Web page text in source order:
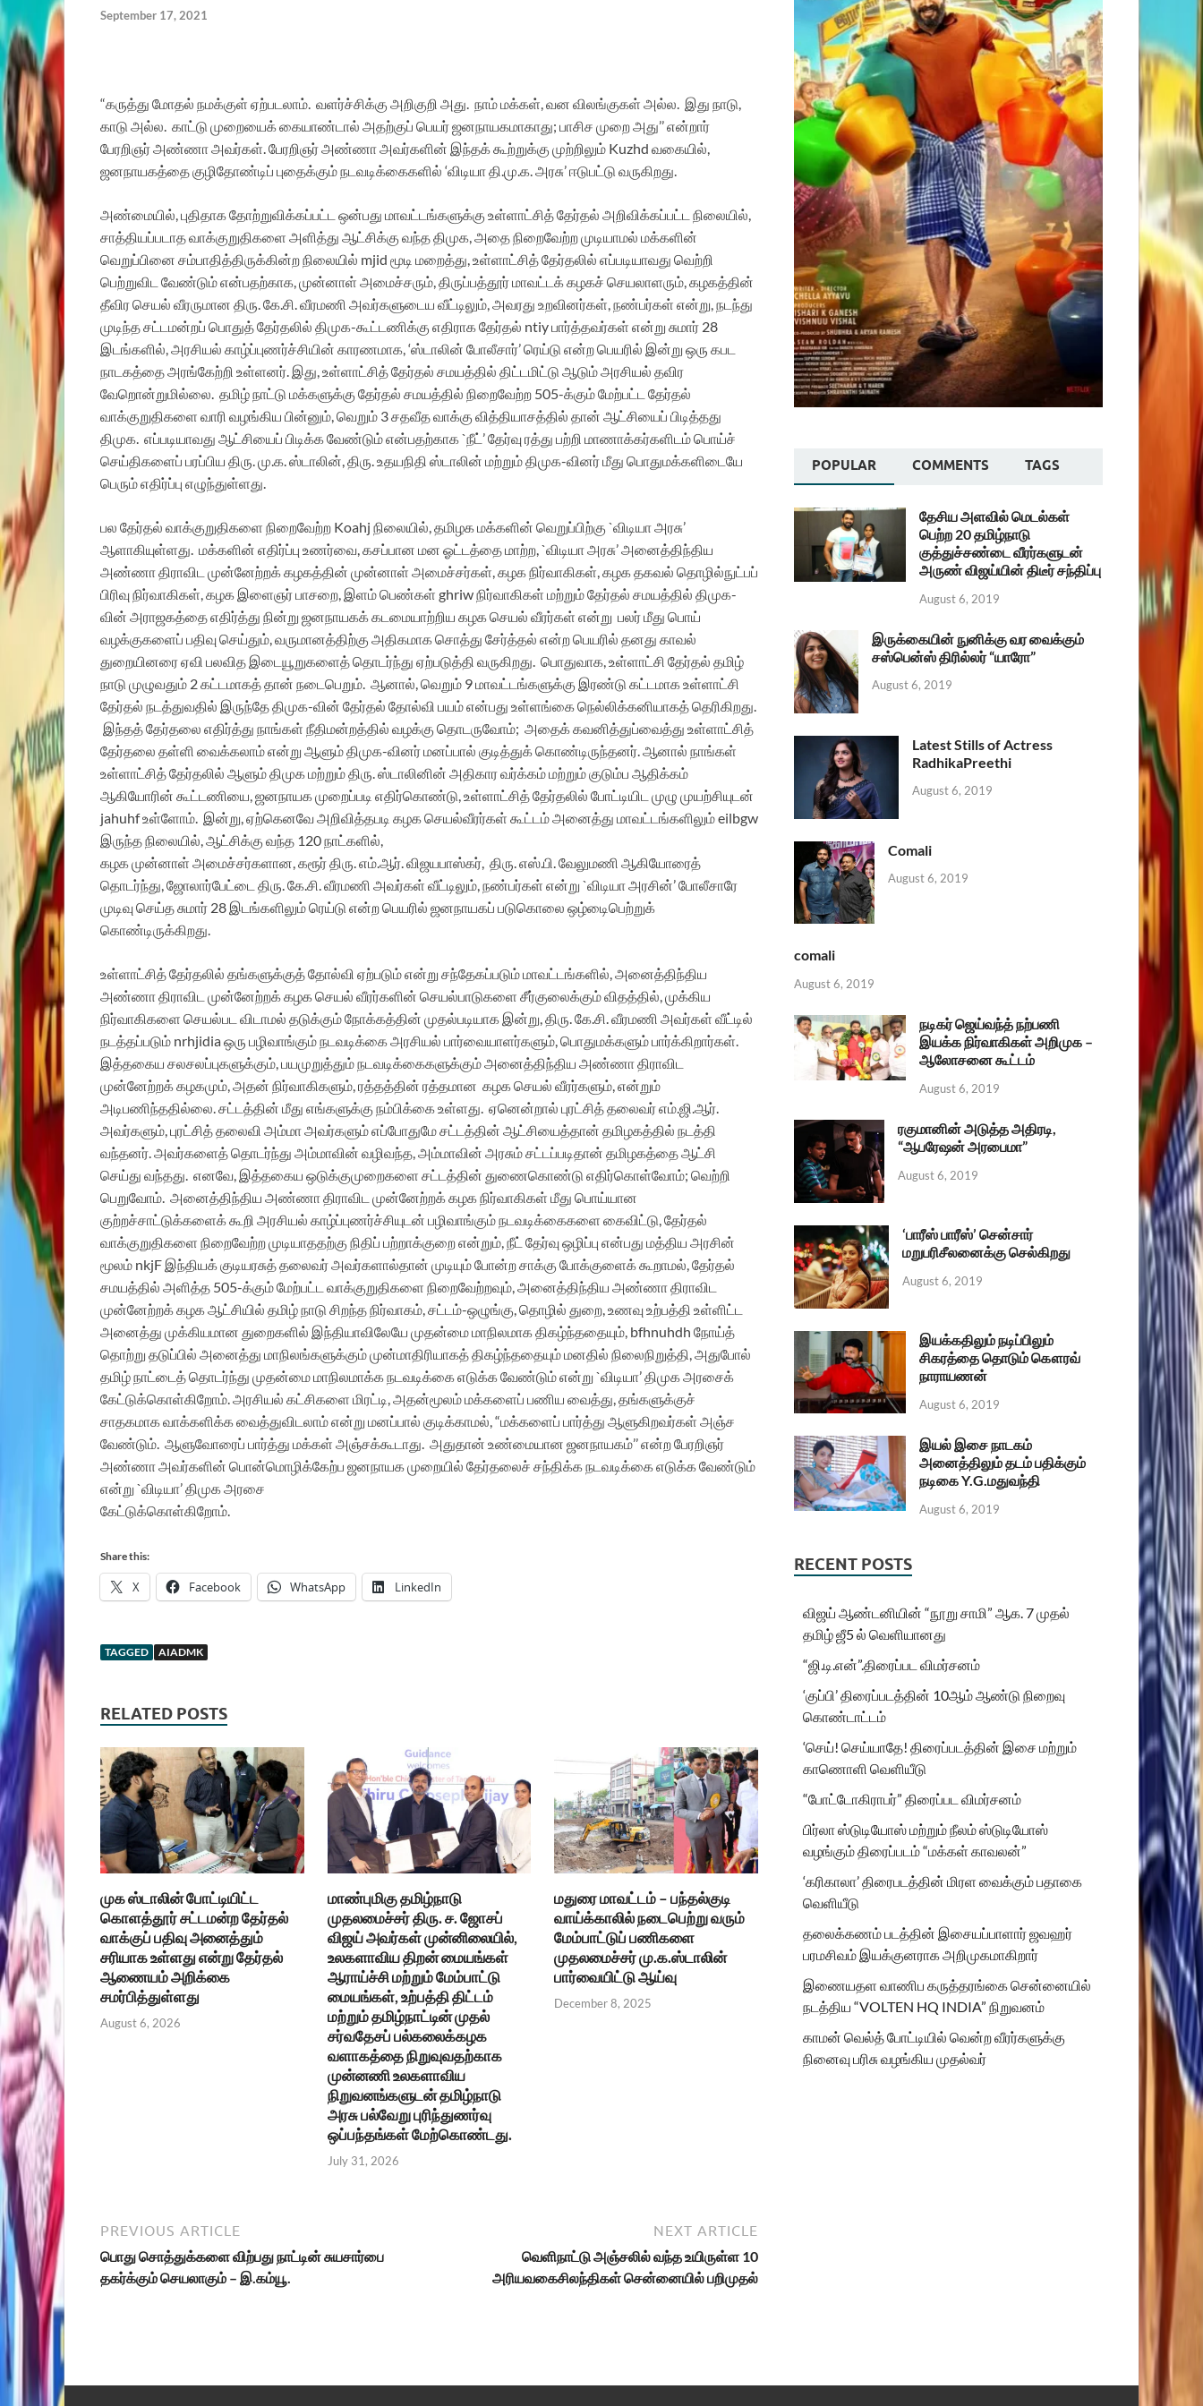
September 17, 2021
“கருத்து மோதல் நமக்குள் ஏற்படலாம். வளர்ச்சிக்கு அறிகுறி அது. நாம் மக்கள், வன விலங்குகள் அல்ல. இது நாடு,
காடு அல்ல. காட்டு முறையைக் கையாண்டால் அதற்குப் பெயர் ஜனநாயகமாகாது; பாசிச முறை அது’’ என்றார்
பேரறிஞர் அண்ணா அவர்கள். பேரறிஞர் அண்ணா அவர்களின் இந்தக் கூற்றுக்கு முற்றிலும் Kuzhd வகையில்,
ஜனநாயகத்தை குழிதோண்டிப் புதைக்கும் நடவடிக்கைகளில் ‘விடியா தி.மு.க. அரசு’ ஈடுபட்டு வருகிறது.
அண்மையில், புதிதாக தோற்றுவிக்கப்பட்ட ஒன்பது மாவட்டங்களுக்கு உள்ளாட்சித் தேர்தல் அறிவிக்கப்பட்ட நிலையில்,
சாத்தியப்படாத வாக்குறுதிகளை அளித்து ஆட்சிக்கு வந்த திமுக, அதை நிறைவேற்ற முடியாமல் மக்களின்
வெறுப்பினை சம்பாதித்திருக்கின்ற நிலையில் mjid மூடி மறைத்து, உள்ளாட்சித் தேர்தலில் எப்படியாவது வெற்றி
பெற்றுவிட வேண்டும் என்பதற்காக, முன்னாள் அமைச்சரும், திருப்பத்தூர் மாவட்டக் கழகச் செயலாளரும், கழகத்தின்
தீவிர செயல் வீரருமான திரு. கே.சி. வீரமணி அவர்களுடைய வீட்டிலும், அவரது உறவினர்கள், நண்பர்கள் என்று, நடந்து
முடிந்த சட்டமன்றப் பொதுத் தேர்தலில் திமுக-கூட்டணிக்கு எதிராக தேர்தல் ntiy பார்த்தவர்கள் என்று சுமார் 28
இடங்களில், அரசியல் காழ்ப்புணர்ச்சியின் காரணமாக, ‘ஸ்டாலின் போலீசார்’ ரெய்டு என்ற பெயரில் இன்று ஒரு கபட
நாடகத்தை அரங்கேற்றி உள்ளனர். இது, உள்ளாட்சித் தேர்தல் சமயத்தில் திட்டமிட்டு ஆடும் அரசியல் தவிர
வேறொன்றுமில்லை. தமிழ் நாட்டு மக்களுக்கு தேர்தல் சமயத்தில் நிறைவேற்ற 505-க்கும் மேற்பட்ட தேர்தல்
வாக்குறுதிகளை வாரி வழங்கிய பின்னும், வெறும் 3 சதவீத வாக்கு வித்தியாசத்தில் தான் ஆட்சியைப் பிடித்தது
திமுக. எப்படியாவது ஆட்சியைப் பிடிக்க வேண்டும் என்பதற்காக `நீட்’ தேர்வு ரத்து பற்றி மாணாக்கர்களிடம் பொய்ச்
செய்திகளைப் பரப்பிய திரு. மு.க. ஸ்டாலின், திரு. உதயநிதி ஸ்டாலின் மற்றும் திமுக-வினர் மீது பொதுமக்களிடையே
பெரும் எதிர்ப்பு எழுந்துள்ளது.
பல தேர்தல் வாக்குறுதிகளை நிறைவேற்ற Koahj நிலையில், தமிழக மக்களின் வெறுப்பிற்கு `விடியா அரசு’
ஆளாகியுள்ளது. மக்களின் எதிர்ப்பு உணர்வை, கசப்பான மன ஓட்டத்தை மாற்ற, `விடியா அரசு’ அனைத்திந்திய
அண்ணா திராவிட முன்னேற்றக் கழகத்தின் முன்னாள் அமைச்சர்கள், கழக நிர்வாகிகள், கழக தகவல் தொழில்நுட்பப்
பிரிவு நிர்வாகிகள், கழக இளைஞர் பாசறை, இளம் பெண்கள் ghriw நிர்வாகிகள் மற்றும் தேர்தல் சமயத்தில் திமுக-
வின் அராஜகத்தை எதிர்த்து நின்று ஜனநாயகக் கடமையாற்றிய கழக செயல் வீரர்கள் என்று பலர் மீது பொய்
வழக்குகளைப் பதிவு செய்தும், வருமானத்திற்கு அதிகமாக சொத்து சேர்த்தல் என்ற பெயரில் தனது காவல்
துறையினரை ஏவி பலவித இடையூறுகளைத் தொடர்ந்து ஏற்படுத்தி வருகிறது. பொதுவாக, உள்ளாட்சி தேர்தல் தமிழ்
நாடு முழுவதும் 2 கட்டமாகத் தான் நடைபெறும். ஆனால், வெறும் 9 மாவட்டங்களுக்கு இரண்டு கட்டமாக உள்ளாட்சி
தேர்தல் நடத்துவதில் இருந்தே திமுக-வின் தேர்தல் தோல்வி பயம் என்பது உள்ளங்கை நெல்லிக்கனியாகத் தெரிகிறது.
இந்தத் தேர்தலை எதிர்த்து நாங்கள் நீதிமன்றத்தில் வழக்கு தொடருவோம்; அதைக் கவனித்துப்வைத்து உள்ளாட்சித்
தேர்தலை தள்ளி வைக்கலாம் என்று ஆளும் திமுக-வினர் மனப்பால் குடித்துக் கொண்டிருந்தனர். ஆனால் நாங்கள்
உள்ளாட்சித் தேர்தலில் ஆளும் திமுக மற்றும் திரு. ஸ்டாலினின் அதிகார வர்க்கம் மற்றும் குடும்ப ஆதிக்கம்
ஆகியோரின் கூட்டணியை, ஜனநாயக முறைப்படி எதிர்கொண்டு, உள்ளாட்சித் தேர்தலில் போட்டியிட முழு முயற்சியுடன்
jahuhf உள்ளோம். இன்று, ஏற்கெனவே அறிவித்தபடி கழக செயல்வீரர்கள் கூட்டம் அனைத்து மாவட்டங்களிலும் eilbgw
இருந்த நிலையில், ஆட்சிக்கு வந்த 120 நாட்களில்,
கழக முன்னாள் அமைச்சர்களான, கரூர் திரு. எம்.ஆர். விஜயபாஸ்கர், திரு. எஸ்.பி. வேலுமணி ஆகியோரைத்
தொடர்ந்து, ஜோலார்பேட்டை திரு. கே.சி. வீரமணி அவர்கள் வீட்டிலும், நண்பர்கள் என்று `விடியா அரசின்’ போலீசாரே
முடிவு செய்த சுமார் 28 இடங்களிலும் ரெய்டு என்ற பெயரில் ஜனநாயகப் படுகொலை ஒழ்டைிபெற்றுக்
கொண்டிருக்கிறது.
உள்ளாட்சித் தேர்தலில் தங்களுக்குத் தோல்வி ஏற்படும் என்று சந்தேகப்படும் மாவட்டங்களில், அனைத்திந்திய
அண்ணா திராவிட முன்னேற்றக் கழக செயல் வீரர்களின் செயல்பாடுகளை சீர்குலைக்கும் விதத்தில், முக்கிய
நிர்வாகிகளை செயல்பட விடாமல் தடுக்கும் நோக்கத்தின் முதல்படியாக இன்று, திரு. கே.சி. வீரமணி அவர்கள் வீட்டில்
நடத்தப்படும் nrhjidia ஒரு பழிவாங்கும் நடவடிக்கை அரசியல் பார்வையாளர்களும், பொதுமக்களும் பார்க்கிறார்கள்.
இத்தகைய சலசலப்புகளுக்கும், பயமுறுத்தும் நடவடிக்கைகளுக்கும் அனைத்திந்திய அண்ணா திராவிட
முன்னேற்றக் கழகமும், அதன் நிர்வாகிகளும், ரத்தத்தின் ரத்தமான கழக செயல் வீரர்களும், என்றும்
அடிபணிந்ததில்லை. சட்டத்தின் மீது எங்களுக்கு நம்பிக்கை உள்ளது. ஏனென்றால் புரட்சித் தலைவர் எம்.ஜி.ஆர்.
அவர்களும், புரட்சித் தலைவி அம்மா அவர்களும் எப்போதுமே சட்டத்தின் ஆட்சியைத்தான் தமிழகத்தில் நடத்தி
வந்தனர். அவர்களைத் தொடர்ந்து அம்மாவின் வழிவந்த, அம்மாவின் அரசும் சட்டப்படிதான் தமிழகத்தை ஆட்சி
செய்து வந்தது. எனவே, இத்தகைய ஒடுக்குமுறைகளை சட்டத்தின் துணைகொண்டு எதிர்கொள்வோம்; வெற்றி
பெறுவோம். அனைத்திந்திய அண்ணா திராவிட முன்னேற்றக் கழக நிர்வாகிகள் மீது பொய்யான
குற்றச்சாட்டுக்களைக் கூறி அரசியல் காழ்ப்புணர்ச்சியுடன் பழிவாங்கும் நடவடிக்கைகளை கைவிட்டு, தேர்தல்
வாக்குறுதிகளை நிறைவேற்ற முடியாததற்கு நிதிப் பற்றாக்குறை என்றும், நீட் தேர்வு ஒழிப்பு என்பது மத்திய அரசின்
மூலம் nkjF இந்தியக் குடியரசுத் தலைவர் அவர்களால்தான் முடியும் போன்ற சாக்கு போக்குளைக் கூறாமல், தேர்தல்
சமயத்தில் அளித்த 505-க்கும் மேற்பட்ட வாக்குறுதிகளை நிறைவேற்றவும், அனைத்திந்திய அண்ணா திராவிட
முன்னேற்றக் கழக ஆட்சியில் தமிழ் நாடு சிறந்த நிர்வாகம், சட்டம்-ஒழுங்கு, தொழில் துறை, உணவு உற்பத்தி உள்ளிட்ட
அனைத்து முக்கியமான துறைகளில் இந்தியாவிலேயே முதன்மை மாநிலமாக திகழ்ந்ததையும், bfhnuhdh நோய்த்
தொற்று தடுப்பில் அனைத்து மாநிலங்களுக்கும் முன்மாதிரியாகத் திகழ்ந்ததையும் மனதில் நிலைநிறுத்தி, அதுபோல்
தமிழ் நாட்டைத் தொடர்ந்து முதன்மை மாநிலமாக்க நடவடிக்கை எடுக்க வேண்டும் என்று `விடியா’ திமுக அரசைக்
கேட்டுக்கொள்கிறோம். அரசியல் கட்சிகளை மிரட்டி, அதன்மூலம் மக்களைப் பணிய வைத்து, தங்களுக்குச்
சாதகமாக வாக்களிக்க வைத்துவிடலாம் என்று மனப்பால் குடிக்காமல், “மக்களைப் பார்த்து ஆளுகிறவர்கள் அஞ்ச
வேண்டும். ஆளுவோரைப் பார்த்து மக்கள் அஞ்சக்கூடாது. அதுதான் உண்மையான ஜனநாயகம்’’ என்ற பேரறிஞர்
அண்ணா அவர்களின் பொன்மொழிக்கேற்ப ஜனநாயக முறையில் தேர்தலைச் சந்திக்க நடவடிக்கை எடுக்க வேண்டும்
என்று `விடியா’ திமுக அரசை
கேட்டுக்கொள்கிறோம்.
Share this:
X Facebook WhatsApp LinkedIn
TAGGED AIADMK
RELATED POSTS
முக ஸ்டாலின் போட்டியிட்ட
கொளத்தூர் சட்டமன்ற தேர்தல்
வாக்குப் பதிவு அனைத்தும்
சரியாக உள்ளது என்று தேர்தல்
ஆணையம் அறிக்கை
சமர்பித்துள்ளது
August 6, 2026
மாண்புமிகு தமிழ்நாடு
முதலமைச்சர் திரு. ச. ஜோசப்
விஜய் அவர்கள் முன்னிலையில்,
உலகளாவிய திறன் மையங்கள்
ஆராய்ச்சி மற்றும் மேம்பாட்டு
மையங்கள், உற்பத்தி திட்டம்
மற்றும் தமிழ்நாட்டின் முதல்
சர்வதேசப் பல்கலைக்கழக
வளாகத்தை நிறுவுவதற்காக
முன்னணி உலகளாவிய
நிறுவனங்களுடன் தமிழ்நாடு
அரசு பல்வேறு புரிந்துணர்வு
ஒப்பந்தங்கள் மேற்கொண்டது.
July 31, 2026
மதுரை மாவட்டம் – பந்தல்குடி
வாய்க்காலில் நடைபெற்று வரும்
மேம்பாட்டுப் பணிகளை
முதலமைச்சர் மு.க.ஸ்டாலின்
பார்வையிட்டு ஆய்வு
December 8, 2025
PREVIOUS ARTICLE
பொது சொத்துக்களை விற்பது நாட்டின் சுயசார்பை
தகர்க்கும் செயலாகும் – இ.கம்யூ.
NEXT ARTICLE
வெளிநாட்டு அஞ்சலில் வந்த உயிருள்ள 10
அரியவகைசிலந்திகள் சென்னையில் பறிமுதல்
POPULAR COMMENTS TAGS
தேசிய அளவில் மெடல்கள்
பெற்ற 20 தமிழ்நாடு
குத்துச்சண்டை வீரர்களுடன்
அருண் விஜய்யின் திடீர் சந்திப்பு
August 6, 2019
இருக்கையின் நுனிக்கு வர வைக்கும்
சஸ்பென்ஸ் திரில்லர் “யாரோ”
August 6, 2019
Latest Stills of Actress
RadhikaPreethi
August 6, 2019
Comali
August 6, 2019
comali
August 6, 2019
நடிகர் ஜெய்வந்த் நற்பணி
இயக்க நிர்வாகிகள் அறிமுக –
ஆலோசனை கூட்டம்
August 6, 2019
ரகுமானின் அடுத்த அதிரடி,
“ஆபரேஷன் அரபைமா”
August 6, 2019
‘பாரீஸ் பாரீஸ்’ சென்சார்
மறுபரிசீலனைக்கு செல்கிறது
August 6, 2019
இயக்கதிலும் நடிப்பிலும்
சிகரத்தை தொடும் கௌரவ்
நாராயணன்
August 6, 2019
இயல் இசை நாடகம்
அனைத்திலும் தடம் பதிக்கும்
நடிகை Y.G.மதுவந்தி
August 6, 2019
RECENT POSTS
விஜய் ஆண்டனியின் “நூறு சாமி” ஆக. 7 முதல்
தமிழ் ஜீ5 ல் வெளியானது
“ஜி.டி.என்”.திரைப்பட விமர்சனம்
‘குப்பி’ திரைப்படத்தின் 10ஆம் ஆண்டு நிறைவு
கொண்டாட்டம்
‘செய்! செய்யாதே! திரைப்படத்தின் இசை மற்றும்
காணொளி வெளியீடு
“போட்டோகிராபர்” திரைப்பட விமர்சனம்
பிர்லா ஸ்டுடியோஸ் மற்றும் நீலம் ஸ்டுடியோஸ்
வழங்கும் திரைப்படம் “மக்கள் காவலன்”
‘கரிகாலா’ திரைபடத்தின் மிரள வைக்கும் பதாகை
வெளியீடு
தலைக்கணம் படத்தின் இசையப்பாளார் ஜவஹர்
பரமசிவம் இயக்குனராக அறிமுகமாகிறார்
இணையதள வாணிப கருத்தரங்கை சென்னையில்
நடத்திய “VOLTEN HQ INDIA” நிறுவனம்
காமன் வெல்த் போட்டியில் வென்ற வீரர்களுக்கு
நினைவு பரிசு வழங்கிய முதல்வர்